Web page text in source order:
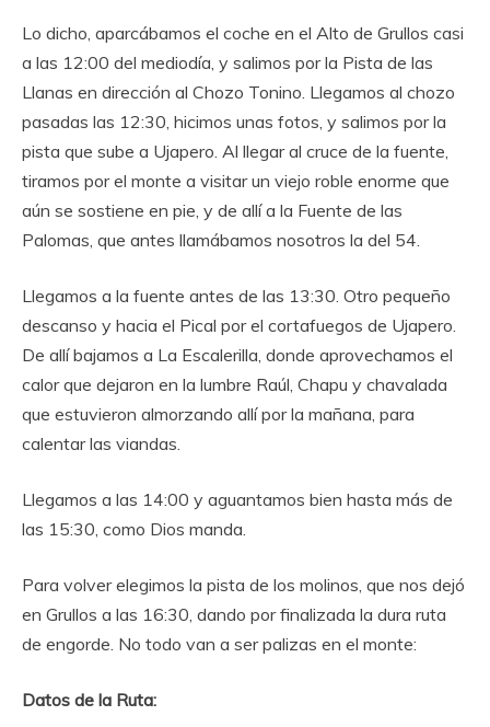
Lo dicho, aparcábamos el coche en el Alto de Grullos casi
a las 12:00 del mediodía, y salimos por la Pista de las
Llanas en dirección al Chozo Tonino. Llegamos al chozo
pasadas las 12:30, hicimos unas fotos, y salimos por la
pista que sube a Ujapero. Al llegar al cruce de la fuente,
tiramos por el monte a visitar un viejo roble enorme que
aún se sostiene en pie, y de allí a la Fuente de las
Palomas, que antes llamábamos nosotros la del 54.
Llegamos a la fuente antes de las 13:30. Otro pequeño
descanso y hacia el Pical por el cortafuegos de Ujapero.
De allí bajamos a La Escalerilla, donde aprovechamos el
calor que dejaron en la lumbre Raúl, Chapu y chavalada
que estuvieron almorzando allí por la mañana, para
calentar las viandas.
Llegamos a las 14:00 y aguantamos bien hasta más de
las 15:30, como Dios manda.
Para volver elegimos la pista de los molinos, que nos dejó
en Grullos a las 16:30, dando por finalizada la dura ruta
de engorde. No todo van a ser palizas en el monte:
Datos de la Ruta: